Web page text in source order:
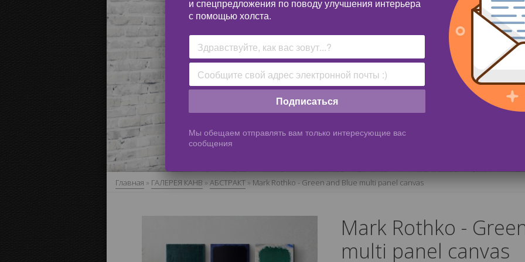
Главная » ГАЛЕРЕЯ КАНВ » АБСТРАКТ » Mark Rothko - Green and Blue multi panel canvas
Mark Rothko -
multi panel canvas
и спецпредложения по поводу улучшения интерьера
с помощью холста.
Подписаться
Мы обещаем отправлять вам только интересующие вас
сообщения